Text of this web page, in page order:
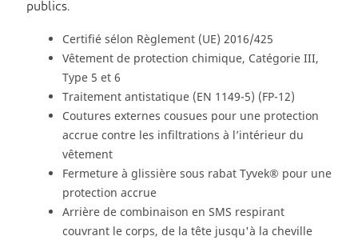
publics.
Certifié sélon Règlement (UE) 2016/425
Vêtement de protection chimique, Catégorie III,
Type 5 et 6
Traitement antistatique (EN 1149-5) (FP-12)
Coutures externes cousues pour une protection
accrue contre les infiltrations à l’intérieur du
vêtement
Fermeture à glissière sous rabat Tyvek® pour une
protection accrue
Arrière de combinaison en SMS respirant
couvrant le corps, de la tête jusqu'à la cheville